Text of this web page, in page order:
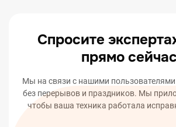
Спросите
прямо
Мы на связи с нашими пользователями
без перерывов и праздников. Мы
чтобы ваша техника работала